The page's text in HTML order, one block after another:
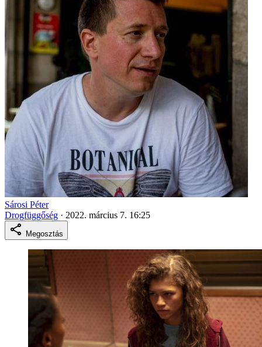
Sárosi Péter
Drogfüggőség · 2022. március 7. 16:25
Megosztás